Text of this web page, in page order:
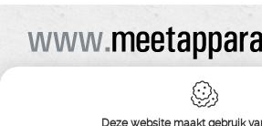
Alle prijzen zijn onder voorbehoud
Bij bestelling ontvangt u vooraf de levering
Copyright© alle rechten voorbehouden , gehele of
tekst ,foto’s , video’s , verveelvoudiging op welke
Deze website maakt gebruik